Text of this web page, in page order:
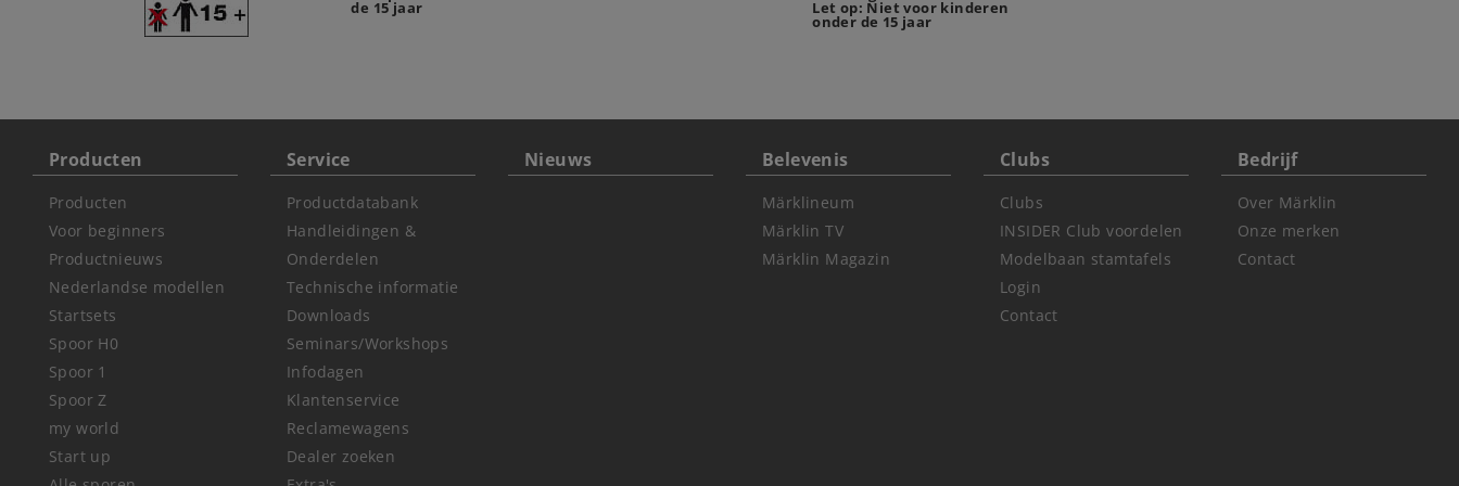
de 15 jaar Let op: Niet voor kinderen
onder de 15 jaar
Producten
Producten
Voor beginners
Productnieuws
Nederlandse modellen
Startsets
Spoor H0
Spoor 1
Spoor Z
my world
Start up
Service
Productdatabank
Handleidingen &
Onderdelen
Technische informatie
Downloads
Seminars/Workshops
Infodagen
Klantenservice
Reclamewagens
Dealer zoeken
Nieuws Belevenis
Märklineum
Märklin TV
Märklin Magazin
Clubs
Clubs
INSIDER Club voordelen
Modelbaan stamtafels
Login
Contact
Bedrijf
Over Märklin
Onze merken
Contact